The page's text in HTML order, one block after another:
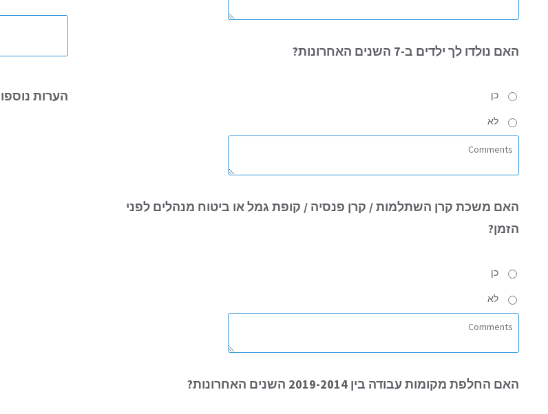
האם נולדו לך ילדים ב-7 השנים האחרונות?
כן
לא
האם משכת קרן השתלמות / קרן פנסיה / קופת גמל או ביטוח מנהלים לפני
הזמן?
כן
לא
האם החלפת מקומות עבודה בין 2019-2014 השנים האחרונות?
הערות